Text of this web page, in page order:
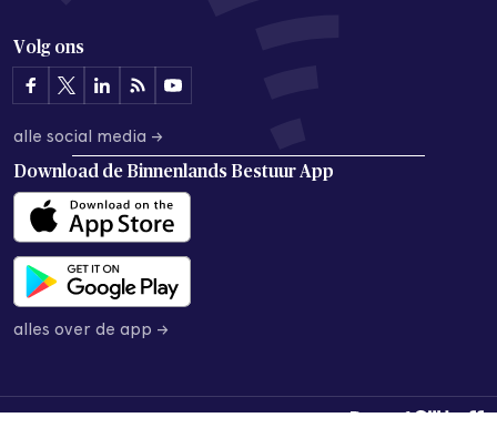
Volg ons
alle social media →
Download de Binnenlands Bestuur App
alles over de app →